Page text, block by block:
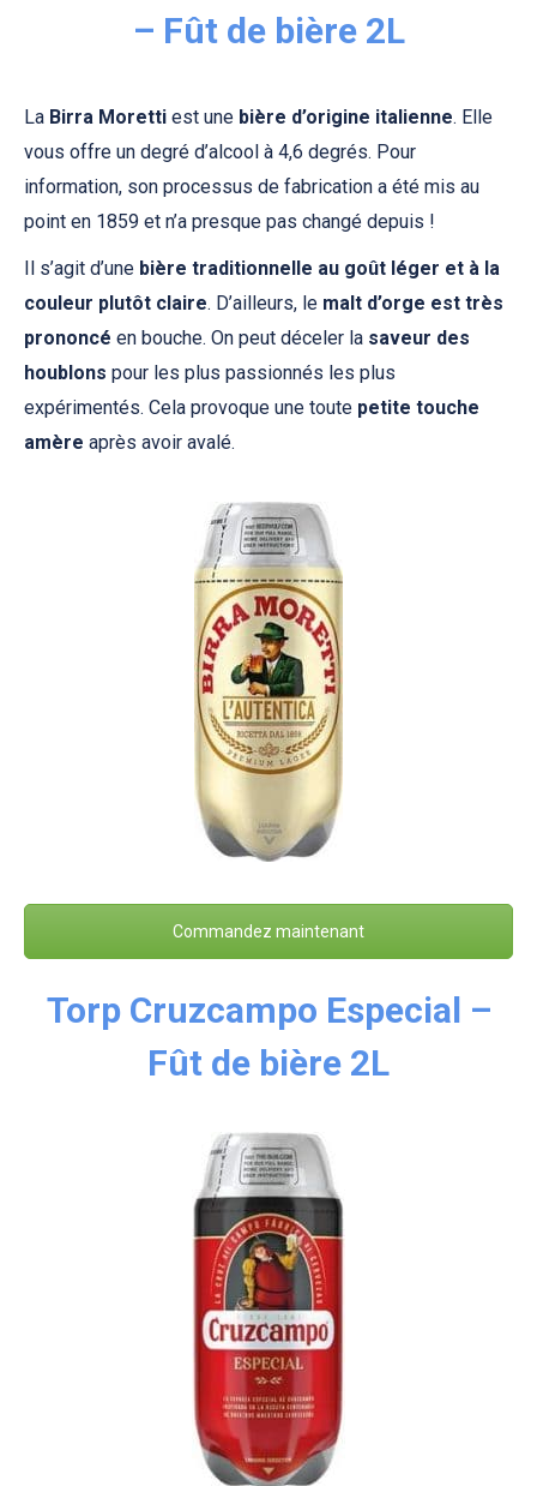
– Fût de bière 2L
La Birra Moretti est une bière d’origine italienne. Elle
vous offre un degré d’alcool à 4,6 degrés. Pour
information, son processus de fabrication a été mis au
point en 1859 et n’a presque pas changé depuis !
Il s’agit d’une bière traditionnelle au goût léger et à la
couleur plutôt claire. D’ailleurs, le malt d’orge est très
prononcé en bouche. On peut déceler la saveur des
houblons pour les plus passionnés les plus
expérimentés. Cela provoque une toute petite touche
amère après avoir avalé.
Commandez maintenant
Torp Cruzcampo Especial –
Fût de bière 2L